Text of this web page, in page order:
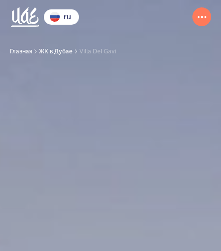
ru
Главная ЖК в Дубае Villa Del Gavi